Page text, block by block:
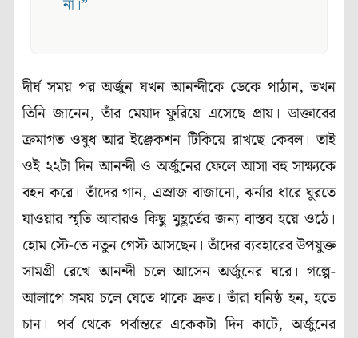
না।”
দীর্ঘ সময় পর অর্জুন যখন আনন্দীকে ডেকে পাঠান, তখন
তিনি জানেন, তাঁর মেয়াদ ফুরিয়ে এসেছে প্রায়। ডাক্তারের
ক্রমাগত ওষুধ আর ইঞ্জেকশন টিকিয়ে রাখছে কেবল। তাই
ওই ২২টা দিন আনন্দী ও অর্জুনের ফেলে আসা বহু সাক্ষ্যকে
বহন করে। তাঁদের গান, এস্রাজ বাজানো, ঝর্নার ধারে ঘুরতে
যাওয়ার স্মৃতি আবারও কিছু মুহূর্তের জন্য বাস্তব হয়ে ওঠে।
হোম স্টে-তে নতুন গেস্ট আসছেন। তাঁদের ব্যবহারের উপযুক্ত
সামগ্রী রেখে আনন্দী চলে আসেন অর্জুনের ঘরে। গল্পে-
আলাপে সময় চলে যেতে থাকে দ্রুত। তাঁরা ঘনিষ্ঠ হন, হতে
চান। পর্ব থেকে পর্বান্তরে একেকটা দিন কাটে, অর্জুনের